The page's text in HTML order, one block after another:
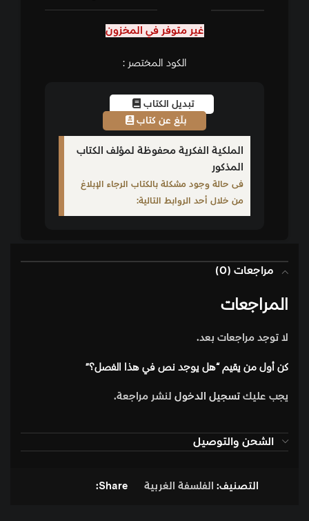
غير متوفر في المخزون
الكود المختصر :
تبديل الكتاب
بلّغ عن كتاب
الملكية الفكرية محفوظة لمؤلف الكتاب
المذكور
فى حالة وجود مشكلة بالكتاب الرجاء الإبلاغ
من خلال أحد الروابط التالية:
مراجعات (0)
المراجعات
لا توجد مراجعات بعد.
كن أول من يقيم “هل يوجد نص في هذا الفصل؟”
يجب عليك تسجيل الدخول لنشر مراجعة.
الشحن والتوصيل
التصنيف: الفلسفة الغربية Share: